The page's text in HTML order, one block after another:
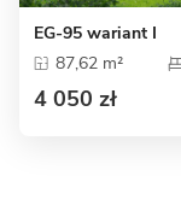
EG-95 wariant I
87,62 m²
4 050 zł